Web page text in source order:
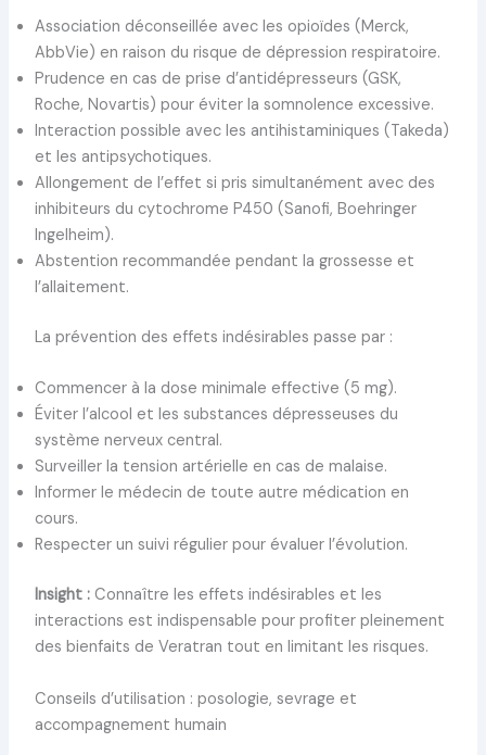
Association déconseillée avec les opioïdes (Merck,
AbbVie) en raison du risque de dépression respiratoire.
Prudence en cas de prise d’antidépresseurs (GSK,
Roche, Novartis) pour éviter la somnolence excessive.
Interaction possible avec les antihistaminiques (Takeda)
et les antipsychotiques.
Allongement de l’effet si pris simultanément avec des
inhibiteurs du cytochrome P450 (Sanofi, Boehringer
Ingelheim).
Abstention recommandée pendant la grossesse et
l’allaitement.
La prévention des effets indésirables passe par :
Commencer à la dose minimale effective (5 mg).
Éviter l’alcool et les substances dépresseuses du
système nerveux central.
Surveiller la tension artérielle en cas de malaise.
Informer le médecin de toute autre médication en
cours.
Respecter un suivi régulier pour évaluer l’évolution.
Insight :Connaître les effets indésirables et les
interactions est indispensable pour profiter pleinement
des bienfaits de Veratran tout en limitant les risques.
Conseils d’utilisation : posologie, sevrage et
accompagnement humain